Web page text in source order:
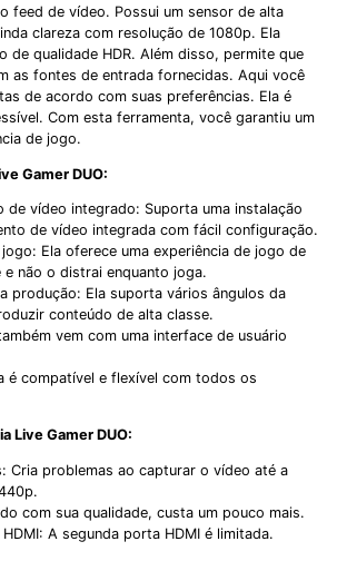
feed de vídeo. Possui um sensor de alta
clareza com resolução de 1080p. Ela
de qualidade HDR. Além disso, permite que
as fontes de entrada fornecidas. Aqui você
de acordo com suas preferências. Ela é
Com esta ferramenta, você garantiu um
de jogo.
Gamer DUO:
de vídeo integrado: Suporta uma instalação
de vídeo integrada com fácil configuração.
Ela oferece uma experiência de jogo de
e não o distrai enquanto joga.
produção: Ela suporta vários ângulos da
conteúdo de alta classe.
vem com uma interface de usuário
é compatível e flexível com todos os
Live Gamer DUO:
Cria problemas ao capturar o vídeo até a
com sua qualidade, custa um pouco mais.
A segunda porta HDMI é limitada.